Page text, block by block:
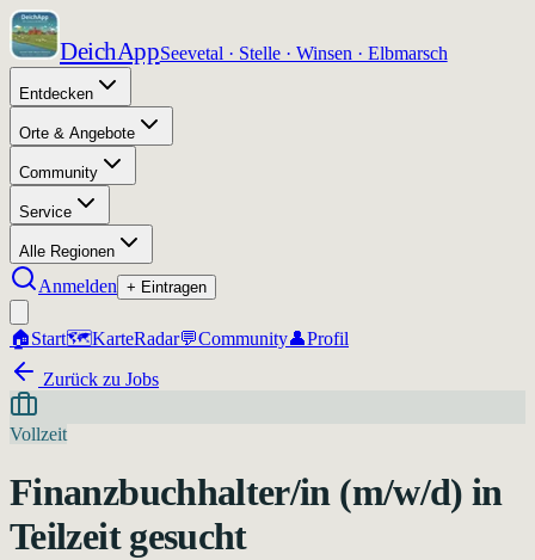
DeichAppSeevetal · Stelle · Winsen · Elbmarsch
Entdecken
Orte & Angebote
Community
Service
Alle Regionen
Anmelden + Eintragen
🏠Start🗺️KarteRadar💬Community👤Profil
Zurück zu Jobs
Vollzeit
Finanzbuchhalter/in (m/w/d) in
Teilzeit gesucht